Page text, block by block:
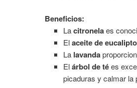
Beneficios:
Lacitronelaes
Elaceite de eucalipto
La lavanda
Elárbol de tées
picaduras y calmar la